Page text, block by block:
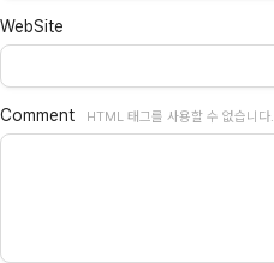
WebSite
Comment HTML 태그를 사용할 수 없습니다.